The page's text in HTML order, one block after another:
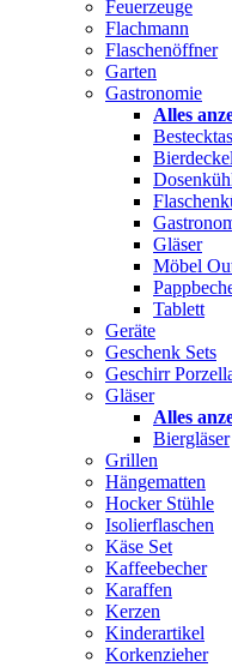
Feuerzeuge
Flachmann
Flaschenöffner
Garten
Gastronomie
Alles
Bierdeckel
Gläser
Möbel
Tablett
Geräte
Geschenk Sets
Geschirr
Gläser
Alles
Biergläser
Grillen
Hängematten
Hocker Stühle
Isolierflaschen
Käse Set
Kaffeebecher
Karaffen
Kerzen
Kinderartikel
Korkenzieher